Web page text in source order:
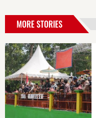
MORE STORIES